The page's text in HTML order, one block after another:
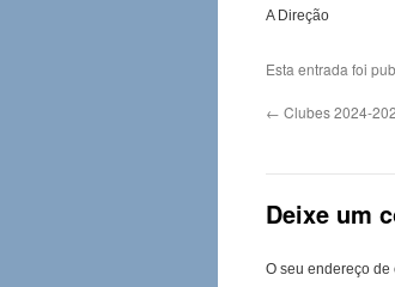
A Direção
Esta entrada foi
← Clubes 2024-
Deixe um
O seu endereço